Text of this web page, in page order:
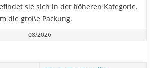
sie sich in der höheren Kategorie.
die große Packung.
08/2026